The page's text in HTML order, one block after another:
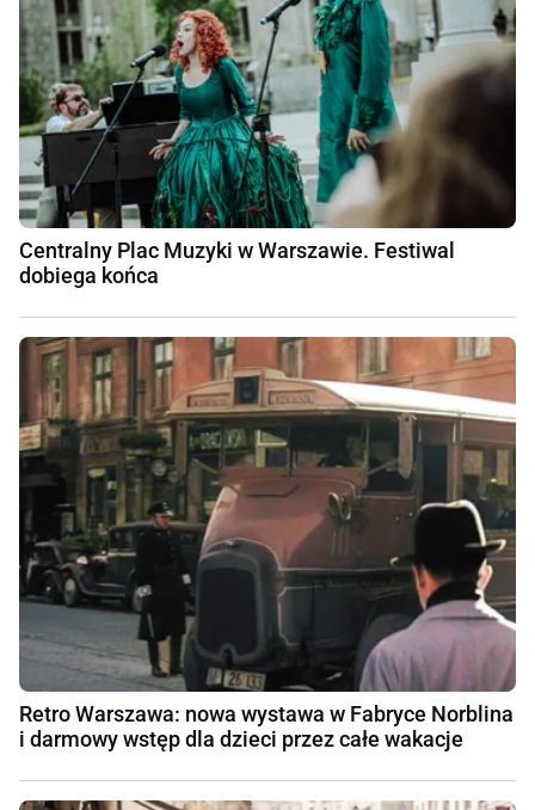
Centralny Plac Muzyki w Warszawie. Festiwal
dobiega końca
Retro Warszawa: nowa wystawa w Fabryce Norblina
i darmowy wstęp dla dzieci przez całe wakacje